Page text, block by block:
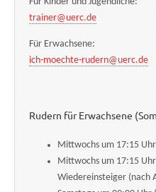
trainer@uerc.de
Für Erwachsene:
ich-moechte-rudern@uerc.de
Rudern für Erwachsene
Mittwochs um 17:15 Uhr
Mittwochs um 17:15
Wiedereinsteiger (nach